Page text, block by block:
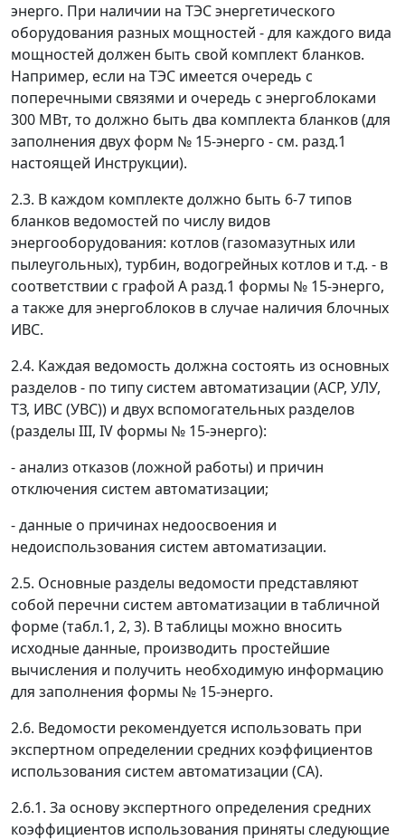
энерго. При наличии на ТЭС энергетического
оборудования разных мощностей - для каждого вида
мощностей должен быть свой комплект бланков.
Например, если на ТЭС имеется очередь с
поперечными связями и очередь с энергоблоками
300 МВт, то должно быть два комплекта бланков (для
заполнения двух форм № 15-энерго - см. разд.1
настоящей Инструкции).
2.3. В каждом комплекте должно быть 6-7 типов
бланков ведомостей по числу видов
энергооборудования: котлов (газомазутных или
пылеугольных), турбин, водогрейных котлов и т.д. - в
соответствии с графой А разд.1 формы № 15-энерго,
а также для энергоблоков в случае наличия блочных
ИВС.
2.4. Каждая ведомость должна состоять из основных
разделов - по типу систем автоматизации (АСР, УЛУ,
ТЗ, ИВС (УВС)) и двух вспомогательных разделов
(разделы III, IV формы № 15-энерго):
- анализ отказов (ложной работы) и причин
отключения систем автоматизации;
- данные о причинах недоосвоения и
недоиспользования систем автоматизации.
2.5. Основные разделы ведомости представляют
собой перечни систем автоматизации в табличной
форме (табл.1, 2, 3). В таблицы можно вносить
исходные данные, производить простейшие
вычисления и получить необходимую информацию
для заполнения формы № 15-энерго.
2.6. Ведомости рекомендуется использовать при
экспертном определении средних коэффициентов
использования систем автоматизации (СА).
2.6.1. За основу экспертного определения средних
коэффициентов использования приняты следующие